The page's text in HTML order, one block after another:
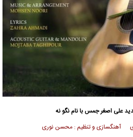
علی اصغر جمس با نام نگو نه
آهنگسازی و تنظیم : محسن نوری